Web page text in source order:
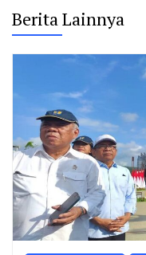
Berita Lainnya